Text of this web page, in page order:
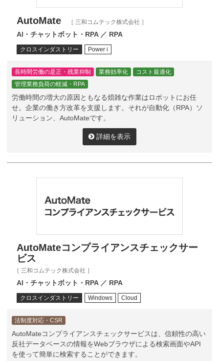
AutoMate ［ 三和コムテック株式会社 ］
AI・チャットボット・RPA ／ RPA
クロスインダストリー Power i
長時間労働の是正・残業抑制 業務効率化
コスト最適化
管理業務負荷の軽減・RPA
労働時間の増大の原因ともなる煩雑な作業はロボットにお任
せ。企業の働き方改革を支援します。それが自動化（RPA）ソ
リューション、AutoMateです。
詳細を表示
AutoMateコンプライアンスチェックサー
ビス
［ 三和コムテック株式会社 ］
AI・チャットボット・RPA ／ RPA
クロスインダストリー Windows Cloud
法制度対応・CSR
AutoMateコンプライアンスチェックサービスは、信頼性の高い
反社データベースの情報をWebブラウザによる検索画面やAPI
を使って簡単に検索することができます。